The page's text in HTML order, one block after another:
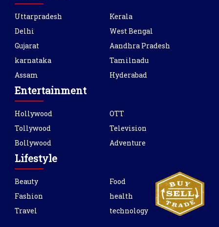
Uttarpradesh
Delhi
Gujarat
karnataka
Assam
Kerala
West Bengal
Aandhra Pradesh
Tamilnadu
Hyderabad
Entertainment
Hollywood
Tollywood
Bollywood
OTT
Television
Adventure
Lifestyle
Beauty
Fashion
Travel
Food
health
technology